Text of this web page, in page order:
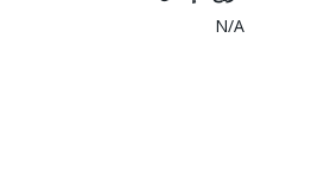
N/A